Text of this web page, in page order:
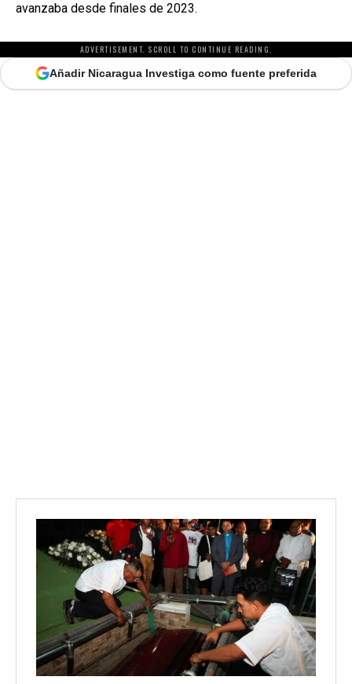
avanzaba desde finales de 2023.
ADVERTISEMENT. SCROLL TO CONTINUE READING.
Añadir Nicaragua Investiga como fuente preferida